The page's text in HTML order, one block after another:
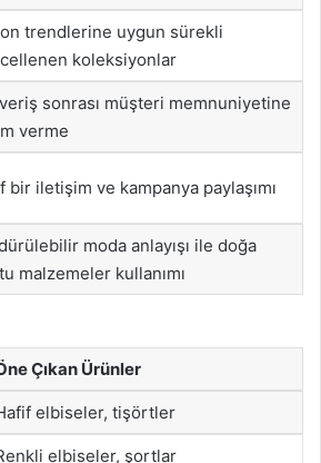
trendlerine uygun sürekli
koleksiyonlar
sonrası müşteri memnuniyetine
verme
bir iletişim ve kampanya paylaşımı
moda anlayışı ile doğa
malzemeler kullanımı
Çıkan Ürünler
elbiseler, tişörtler
elbiseler, şortlar